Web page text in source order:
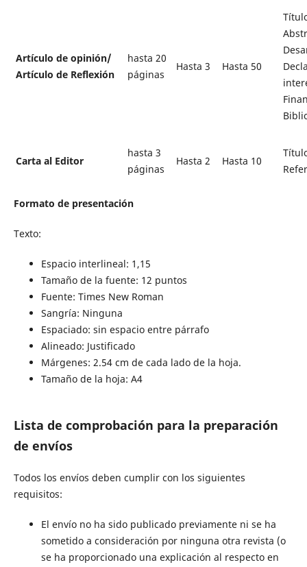
Artículo de opinión/
Artículo de Reflexión
hasta 20
páginas
Hasta 3 Hasta 50
Carta al Editor
hasta 3
páginas
Hasta 2 Hasta 10
Formato de presentación
Texto:
Espacio interlineal: 1,15
Tamaño de la fuente: 12 puntos
Fuente: Times New Roman
Sangría: Ninguna
Espaciado: sin espacio entre párrafo
Alineado: Justificado
Márgenes: 2.54 cm de cada lado de la hoja.
Tamaño de la hoja: A4
Lista de comprobación para la preparación
de envíos
Todos los envíos deben cumplir con los siguientes
requisitos:
El envío no ha sido publicado previamente ni se ha
sometido a consideración por ninguna otra revista (o
se ha proporcionado una explicación al respecto en